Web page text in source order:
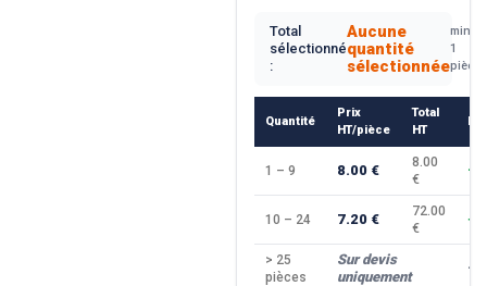
Total
sélectionné
:
Aucune
quantité
sélectionnée
min.
1
pièce
Quantité
Prix
HT/pièce
Total
HT
1 – 9 8.00 €
8.00
€
—
10 – 24 7.20 €
72.00
€
> 25
pièces
Sur devis
uniquement
—